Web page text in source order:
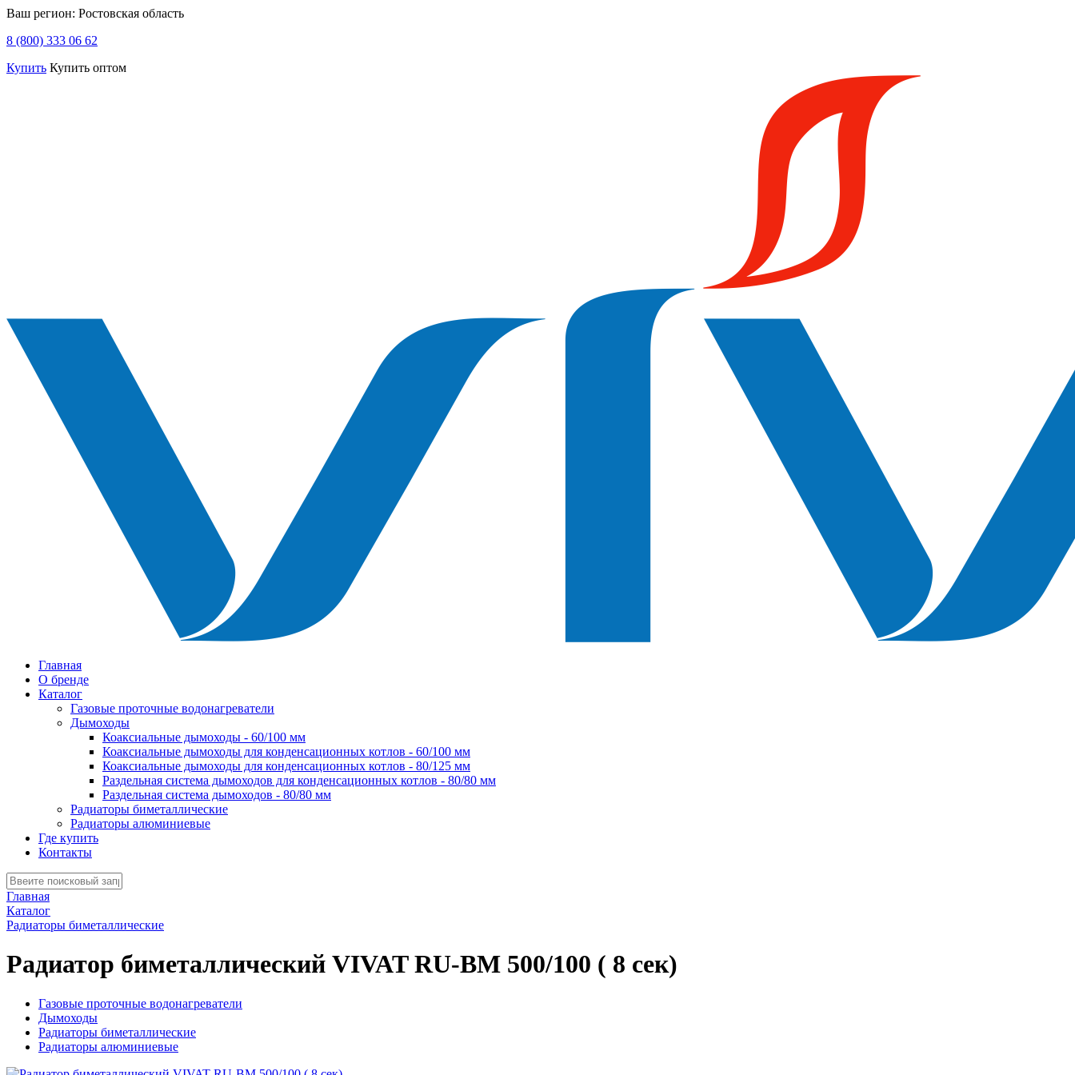
Ваш регион: Ростовская область
8 (800) 333 06 62
Купить Купить оптом
Главная
О бренде
Каталог
Газовые проточные водонагреватели
Дымоходы
Коаксиальные дымоходы - 60/100 мм
Коаксиальные дымоходы для конденсационных котлов - 60/100 мм
Коаксиальные дымоходы для конденсационных котлов - 80/125 мм
Раздельная система дымоходов для конденсационных котлов - 80/80 мм
Раздельная система дымоходов - 80/80 мм
Радиаторы биметаллические
Радиаторы алюминиевые
Где купить
Контакты
Главная
Каталог
Радиаторы биметаллические
Радиатор биметаллический VIVAT RU-BM 500/100 ( 8 сек)
Газовые проточные водонагреватели
Дымоходы
Радиаторы биметаллические
Радиаторы алюминиевые